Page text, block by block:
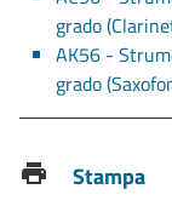
grado
AK56 -
grado
Stampa